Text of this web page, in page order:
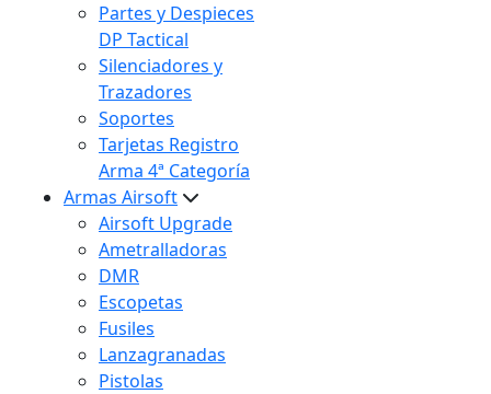
Partes y Despieces
DP Tactical
Silenciadores y
Trazadores
Soportes
Tarjetas Registro
Arma 4ª Categoría
Armas Airsoft
Airsoft Upgrade
Ametralladoras
DMR
Escopetas
Fusiles
Lanzagranadas
Pistolas